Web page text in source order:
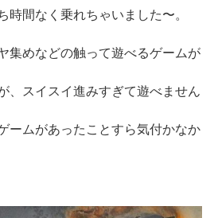
時間なく乗れちゃいました〜。
集めなどの触って遊べるゲームが
、スイスイ進みすぎて遊べません
ームがあったことすら気付かなか